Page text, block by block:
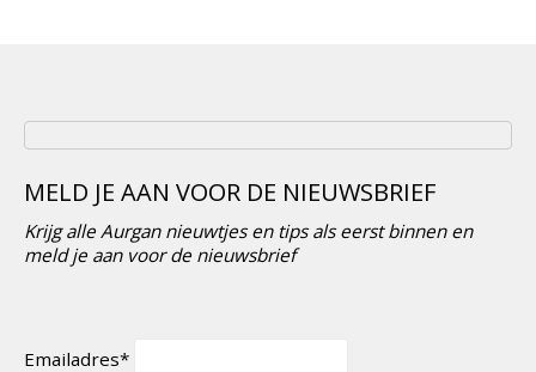
MELD JE AAN VOOR DE NIEUWSBRIEF
Krijg alle Aurgan nieuwtjes en tips als eerst binnen en
meld je aan voor de nieuwsbrief
Emailadres*